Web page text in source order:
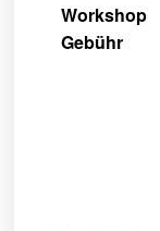
Workshop
Gebühr